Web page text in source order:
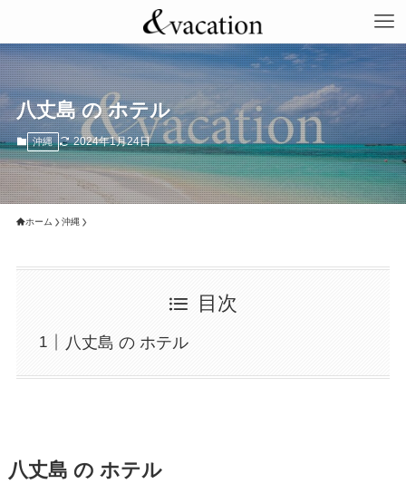
八丈島 の ホテル
沖縄 2024年1月24日
ホーム 沖縄
目次
八丈島 の ホテル
八丈島 の ホテル